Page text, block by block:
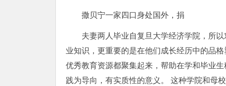
撒贝宁一家四口身处国外，捐
夫妻两人毕业自复旦大学经济学院，所
业知识，更重要的是在他们成长经历中的品
优秀教育资源都聚集起来，帮助在学和毕业
践为导向，有实质性的意义。 这种学院和母